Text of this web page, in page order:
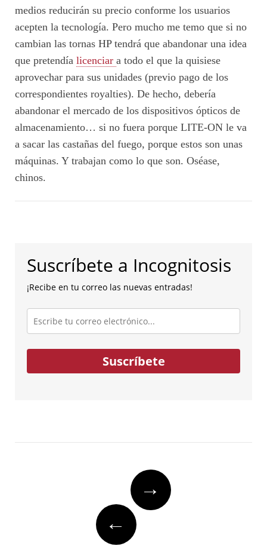
medios reducirán su precio conforme los usuarios
acepten la tecnología. Pero mucho me temo que si no
cambian las tornas HP tendrá que abandonar una idea
que pretendía licenciar a todo el que la quisiese
aprovechar para sus unidades (previo pago de los
correspondientes royalties). De hecho, debería
abandonar el mercado de los dispositivos ópticos de
almacenamiento… si no fuera porque LITE-ON le va
a sacar las castañas del fuego, porque estos son unas
máquinas. Y trabajan como lo que son. Oséase,
chinos.
Suscríbete a Incognitosis
¡Recibe en tu correo las nuevas entradas!
Escribe
tu
correo
electrónico...
Suscríbete
→
←